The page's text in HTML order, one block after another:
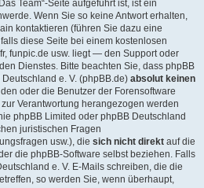
Team“-Seite aufgeführt ist, ist ein
Wenn Sie so keine Antwort erhalten,
kontaktieren (führen Sie dazu eine
diese Seite bei einem kostenlosen
funpic.de usw. liegt — den Support oder
Dienstes. Bitte beachten Sie, dass phpBB
e. V. (phpBB.de) absolut keinen
oder die Benutzer der Forensoftware
Verantwortung herangezogen werden
phpBB Limited oder phpBB Deutschland
juristischen Fragen
usw.), die sich nicht direkt auf die
die phpBB-Software selbst beziehen. Falls
e. V. E-Mails schreiben, die die
so werden Sie, wenn überhaupt,